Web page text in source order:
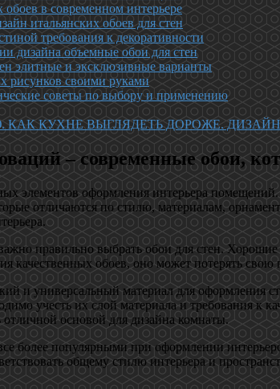
в современном интерьере
итальянских обоев для стен
требования к декоративности
дизайна объемные обои для стен
элитные и эксклюзивные варианты
рисунков своими руками
советы по выбору и применению
КУХНЕ ВЫГЛЯДЕТЬ ДОРОЖЕ. ДИЗАЙН
– современные обои,
элементов оформления интерьера
отличаются по стилю, материалам,
правильно выбрать обои для стен.
качественных обоев, оно может потерять свою
и универсальный материал для оформления
учесть их слой материала и требования
основой для дизайна комнаты.
более популярными при оформлении
общему стилю интерьера и